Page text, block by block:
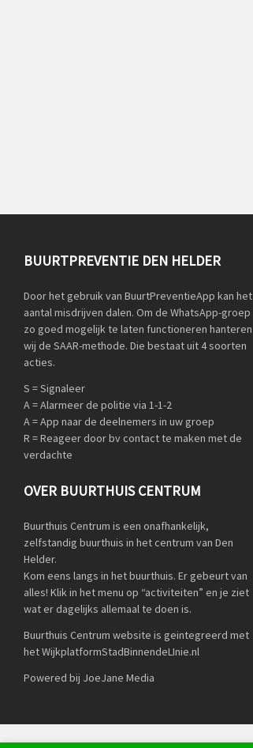
BUURTPREVENTIE DEN HELDER
Door het gebruik van BuurtPreventieApp kan het
aantal misdrijven dalen. Om de WhatsApp-groep
zo goed mogelijk te laten functioneren hanteren
wij de SAAR-methode. Die bestaat uit 4 soorten
acties.
S = Signaleer
A = Alarmeer de politie via 1-1-2
A = App naar de deelnemers in uw groep
R = Reageer door bv contact te maken met de
verdachte
OVER BUURTHUIS CENTRUM
Buurthuis Centrum is een onafhankelijk,
zelfstandig buurthuis in het centrum van Den
Helder.
Kom eens langs in het buurthuis. Er gebeurt van
alles! Klik in het menu op “activiteiten” en je ziet
wat er dagelijks allemaal te doen is.
Buurthuis Centrum website is geintegreerd met
het WijkplatformStadBinnendeLInie.nl
Powered bij JoeJane Media